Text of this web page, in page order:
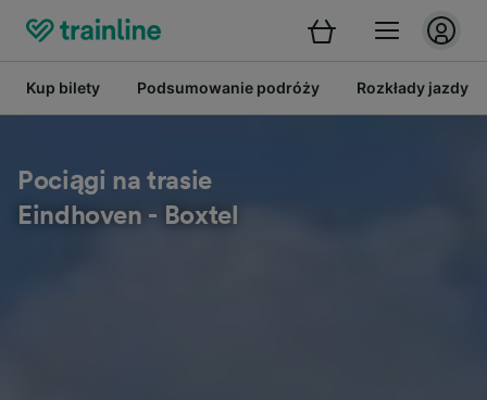
Kup bilety Podsumowanie podróży Rozkłady jazdy
Pociągi na trasie
Eindhoven - Boxtel